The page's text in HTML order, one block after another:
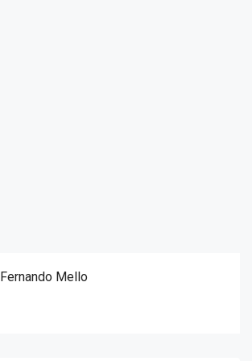
Fernando Mello